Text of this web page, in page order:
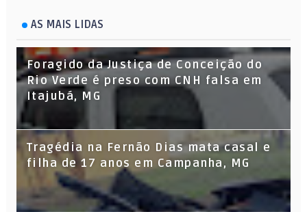
AS MAIS LIDAS
Foragido da Justiça de Conceição do
Rio Verde é preso com CNH falsa em
Itajubá, MG
Tragédia na Fernão Dias mata casal e
filha de 17 anos em Campanha, MG